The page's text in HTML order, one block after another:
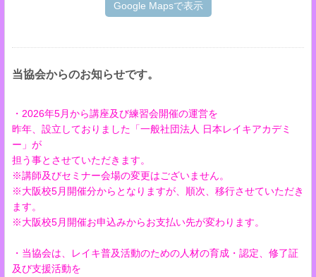
Google Mapsで表示
当協会からのお知らせです。
・2026年5月から講座及び練習会開催の運営を
昨年、設立しておりました「一般社団法人 日本レイキアカデミ
ー」が
担う事とさせていただきます。
※講師及びセミナー会場の変更はございません。
※大阪校5月開催分からとなりますが、順次、移行させていただき
ます。
※大阪校5月開催お申込みからお支払い先が変わります。
・当協会は、レイキ普及活動のための人材の育成・認定、修了証
及び支援活動を